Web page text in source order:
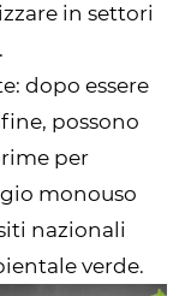
in settori
dopo essere
possono
per
monouso
nazionali
verde.